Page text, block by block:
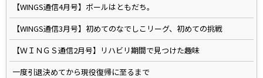
【WINGS通信4月号】ボールはともだち。
【WINGS通信3月号】初めてのなでしこリーグ、初めての挑戦
【ＷＩＮＧＳ通信2月号】リハビリ期間で見つけた趣味
一度引退決めてから現役復帰に至るまで